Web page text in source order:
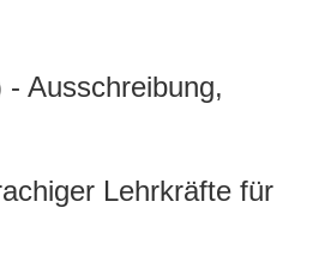
Ausschreibung,
Lehrkräfte für